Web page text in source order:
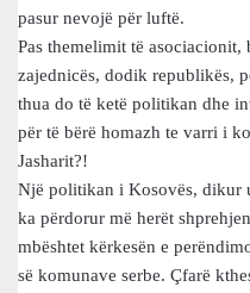
pasur nevojë për luftë.
Pas themelimit të asociacionit,
zajednicës, dodik republikës,
thua do të ketë politikan dhe
për të bërë homazh te varri i
Jasharit?!
Një politikan i Kosovës, dikur
ka përdorur më herët
mbështet kërkesën e
së komunave serbe. Çfarë